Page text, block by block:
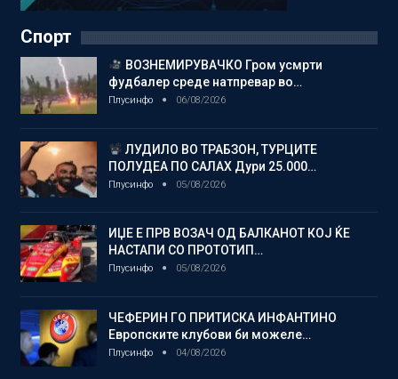
Спорт
ВОЗНЕМИРУВАЧКО Гром усмрти
фудбалер среде натпревар во…
Плусинфо 06/08/2026
ЛУДИЛО ВО ТРАБЗОН, ТУРЦИТЕ
ПОЛУДЕА ПО САЛАХ Дури 25.000…
Плусинфо 05/08/2026
ИЏЕ Е ПРВ ВОЗАЧ ОД БАЛКАНОТ КОЈ ЌЕ
НАСТАПИ СО ПРОТОТИП…
Плусинфо 05/08/2026
ЧЕФЕРИН ГО ПРИТИСКА ИНФАНТИНО
Европските клубови би можеле…
Плусинфо 04/08/2026